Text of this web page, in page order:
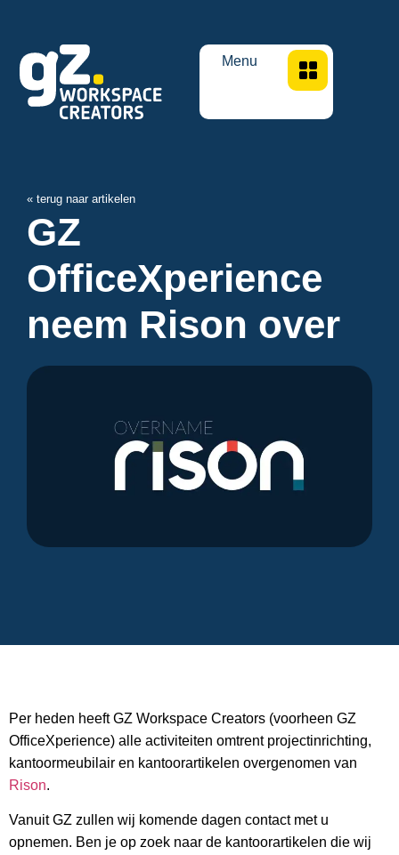
Menu
« terug naar artikelen
GZ
OfficeXperience
neem Rison over
Per heden heeft GZ Workspace Creators (voorheen GZ
OfficeXperience) alle activiteiten omtrent projectinrichting,
kantoormeubilair en kantoorartikelen overgenomen van
Rison.
Vanuit GZ zullen wij komende dagen contact met u
opnemen. Ben je op zoek naar de kantoorartikelen die wij